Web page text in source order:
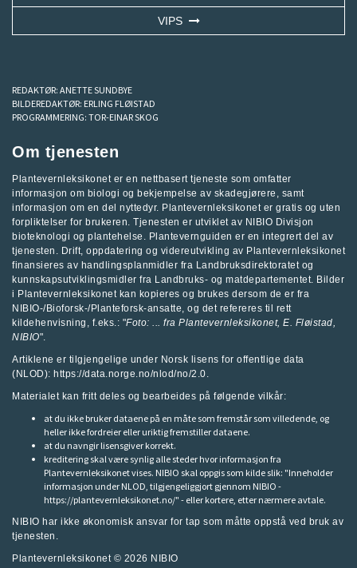
VIPS
REDAKTØR: ANETTE SUNDBYE
BILDEREDAKTØR: ERLING FLØISTAD
PROGRAMMERING: TOR-EINAR SKOG
Om tjenesten
Plantevernleksikonet er en nettbasert tjeneste som omfatter
informasjon om biologi og bekjempelse av skadegjørere, samt
informasjon om en del nyttedyr. Plantevernleksikonet er gratis og uten
forpliktelser for brukeren. Tjenesten er utviklet av NIBIO Divisjon
bioteknologi og plantehelse . Plantevernguiden er en integrert del av
tjenesten. Drift, oppdatering og videreutvikling av Plantevernleksikonet
finansieres av handlingsplanmidler fra Landbruksdirektoratetog
kunnskapsutviklingsmidler fra Landbruks- og matdepartementet. Bilder
i Plantevernleksikonet kan kopieres og brukes dersom de er fra
NIBIO-/Bioforsk-/Planteforsk-ansatte, og det refereres til rett
kildehenvisning, f.eks.: "Foto: ... fra Plantevernleksikonet, E. Fløistad,
NIBIO".
Artiklene er tilgjengelige under Norsk lisens for offentlige data
(NLOD): https://data.norge.no/nlod/no/2.0.
Materialet kan fritt deles og bearbeides på følgende vilkår:
at du ikke bruker dataene på en måte som fremstår som villedende, og
heller ikke fordreier eller uriktig fremstiller dataene.
at du navngir lisensgiver korrekt.
kreditering skal være synlig alle steder hvor informasjon fra
Plantevernleksikonet vises. NIBIO skal oppgis som kilde slik: "Inneholder
informasjon under NLOD, tilgjengeliggjort gjennom NIBIO -
https://plantevernleksikonet.no/" - eller kortere, etter nærmere avtale.
NIBIO har ikke økonomisk ansvar for tap som måtte oppstå ved bruk av
tjenesten.
Plantevernleksikonet © 2026 NIBIO